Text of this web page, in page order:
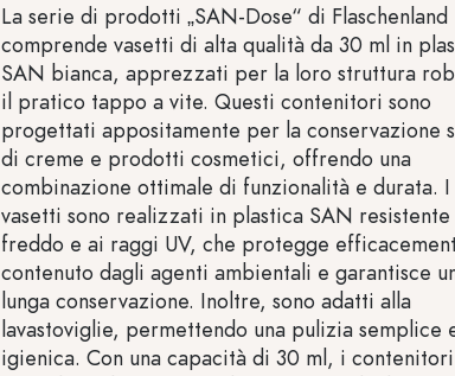
La serie di prodotti „SAN-Dose“ di Flaschenland
comprende vasetti di alta qualità da 30 ml in
SAN bianca, apprezzati per la loro struttura
il pratico tappo a vite. Questi contenitori sono
progettati appositamente per la conservazione
di creme e prodotti cosmetici, offrendo una
combinazione ottimale di funzionalità e durata. I
vasetti sono realizzati in plastica SAN resistente
freddo e ai raggi UV, che protegge
contenuto dagli agenti ambientali e garantisce
lunga conservazione. Inoltre, sono adatti alla
lavastoviglie, permettendo una pulizia semplice
igienica. Con una capacità di 30 ml, i contenitori